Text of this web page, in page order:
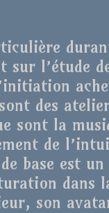
l’étude
des
sont la
de
base est un
dans
son